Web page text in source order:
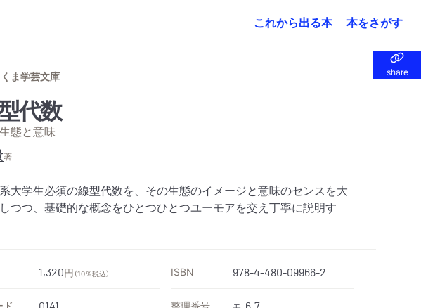
これから出る本 本をさがす
share
share
ま学芸文庫
代数
態と意味
著
大学生必須の線型代数を、その生態のイメージと意味のセンスを大
つつ、基礎的な概念をひとつひとつユーモアを交え丁寧に説明す
1,320円 （10％税込） ISBN 978-4-480-09966-2